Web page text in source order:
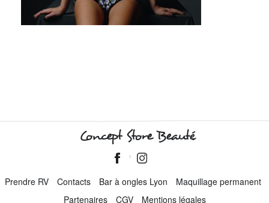
Concept Store Beauté
Prendre RV Contacts Bar à ongles Lyon
Maquillage permanent
Partenaires
CGV Mentions légales